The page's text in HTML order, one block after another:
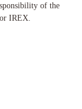
of the
IREX.